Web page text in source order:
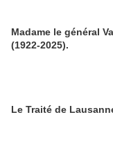
Madame le général
(1922-2025).
Le Traité de